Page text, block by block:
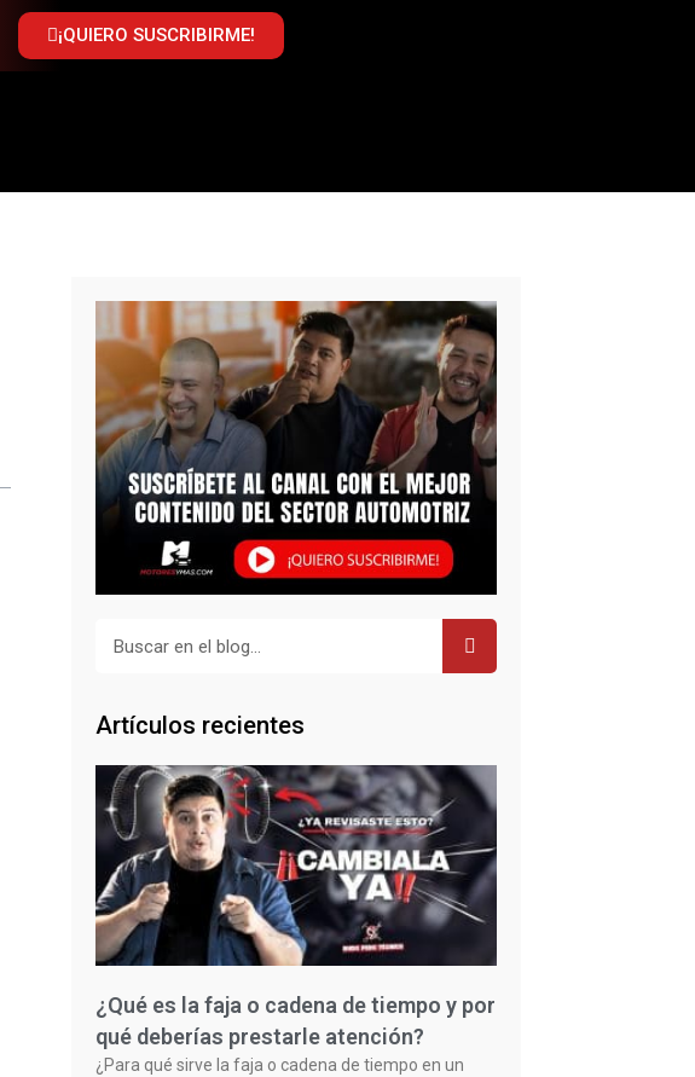
¡QUIERO SUSCRIBIRME!
Artículos recientes
¿Qué es la faja o cadena de tiempo y por
qué deberías prestarle atención?
¿Para qué sirve la faja o cadena de tiempo en un